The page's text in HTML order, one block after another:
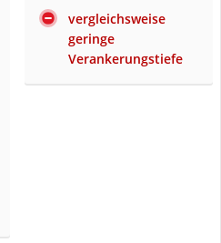
vergleichsweise
geringe
Verankerungstiefe